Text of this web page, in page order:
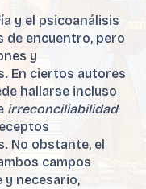
y el psicoanálisis
de encuentro, pero
y
En ciertos autores
hallarse incluso
irreconciliabilidad
No obstante, el
campos
y necesario,